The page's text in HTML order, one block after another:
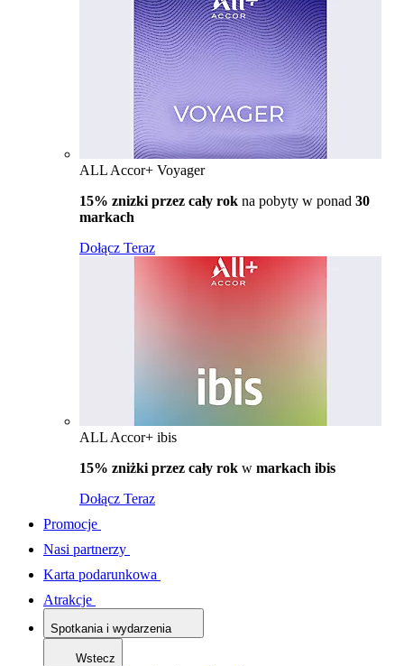
ALL Accor+ Voyager
15% znizki przez cały rok na pobyty w ponad 30
markach
Dołącz Teraz
ALL Accor+ ibis
15% zniżki przez cały rok w markach ibis
Dołącz Teraz
Promocje
Nasi partnerzy
Karta podarunkowa
Atrakcje
Spotkania i wydarzenia
Wstecz